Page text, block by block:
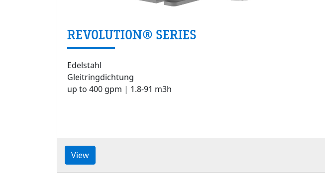
REVOLUTION® SERIES
Edelstahl
Gleitringdichtung
up to 400 gpm | 1.8-91 m3h
View